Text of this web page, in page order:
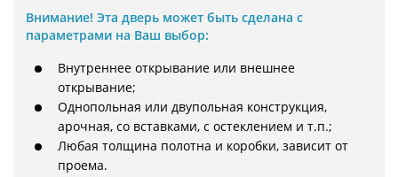
Внимание! Эта дверь может быть сделана с
параметрами на Ваш выбор:
Внутреннее открывание или внешнее
открывание;
Однопольная или двупольная конструкция,
арочная, со вставками, с остеклением и т.п.;
Любая толщина полотна и коробки, зависит от
проема.